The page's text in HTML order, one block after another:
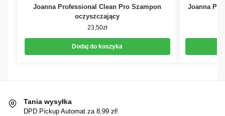
Joanna Professional Clean Pro Szampon
oczyszczający
23,50zł
Dodaj do koszyka
Joanna
Tania wysyłka
DPD Pickup Automat za 8,99 zł!